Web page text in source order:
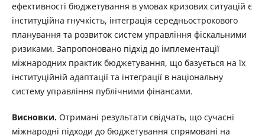
ефективності бюджетування в умовах кризових ситуацій є
інституційна гнучкість, інтеграція середньострокового
планування та розвиток систем управління фіскальними
ризиками. Запропоновано підхід до імплементації
міжнародних практик бюджетування, що базується на їх
інституційній адаптації та інтеграції в національну
систему управління публічними фінансами.
Висновки. Отримані результати свідчать, що сучасні
міжнародні підходи до бюджетування спрямовані на